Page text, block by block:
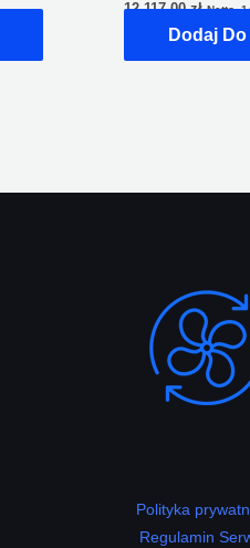
12 117,00zł Netto,
Dodaj
Polityka
Regulamin